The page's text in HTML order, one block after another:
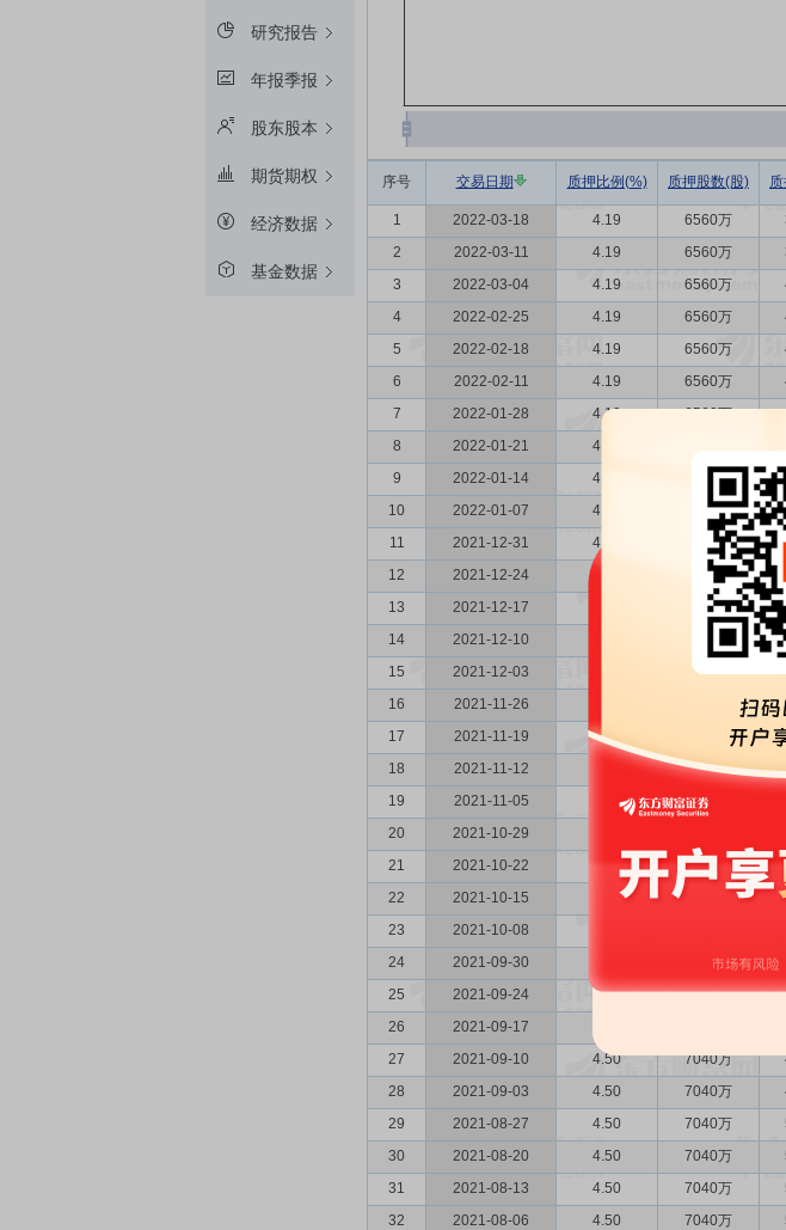
研究报告
年报季报
股东股本
期货期权
经济数据
基金数据
序号 交易日期 质押比例(%) 质押股数(股)
1 2022-03-18 4.19 6560万
2
2022-03-11 4.19 6560万
3
2022-03-04 4.19 6560万
4
2022-02-25 4.19 6560万
5
2022-02-18 4.19 6560万
6
2022-02-11 4.19 6560万
7
2022-01-28 4.19 6560万
8
2022-01-21 4.19
9
2022-01-14 4.19 6560万
10
2022-01-07 4.19 6560万
11
2021-12-31 4.19 6560万
12
2021-12-24 6560万
13
2021-12-17 6560万
14
2021-12-10
15
2021-12-03 6560万
16
2021-11-26
17
2021-11-19 4.50 7040万
18
2021-11-12 7040万
19
2021-11-05 4.50 7040万
20
2021-10-29
21
2021-10-22 4.50 7040万
22
2021-10-15 4.50
23
2021-10-08
24
2021-09-30 7040万
25
2021-09-24 4.50 7040万
26
2021-09-17
27
2021-09-10 4.50 7040万
28
2021-09-03 4.50 7040万
29
2021-08-27 4.50 7040万
30
2021-08-20 4.50 7040万
31
2021-08-13 4.50 7040万
32
2021-08-06 4.50 7040万